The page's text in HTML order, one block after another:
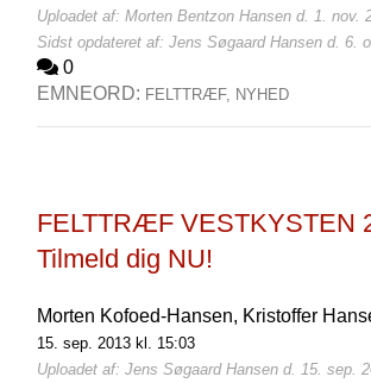
Uploadet af: Morten Bentzon Hansen d. 1. nov.
Sidst opdateret af: Jens Søgaard Hansen d. 6.
0
EMNEORD: FELTTRÆF, NYHED
FELTTRÆF VESTKYSTEN
Tilmeld dig NU!
Morten Kofoed-Hansen, Kristoffer
15. sep. 2013 kl. 15:03
Uploadet af: Jens Søgaard Hansen d. 15. sep.